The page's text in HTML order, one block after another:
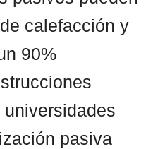
calefacción y
90%
pasiva